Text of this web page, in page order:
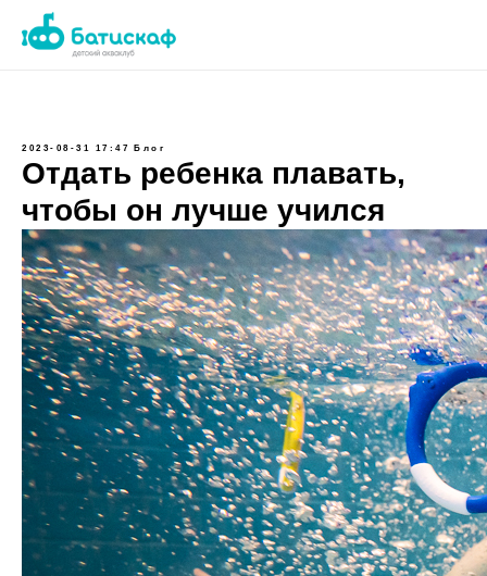
2023-08-31 17:47 Блог
Отдать ребенка плавать,
чтобы он лучше учился